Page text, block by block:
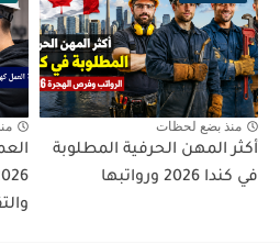
منذ بضع لحظات
أكثر المهن الحرفية المطلوبة
في كندا 2026 ورواتبها